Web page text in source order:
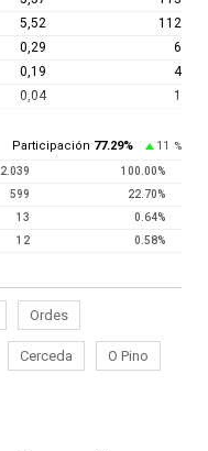
5,52 112
0,29 6
0,19 4
0,04 1
Participación 77.29% 11 %
2.039 100.00%
599 22.70%
13 0.64%
12 0.58%
Ordes
Cerceda O Pino